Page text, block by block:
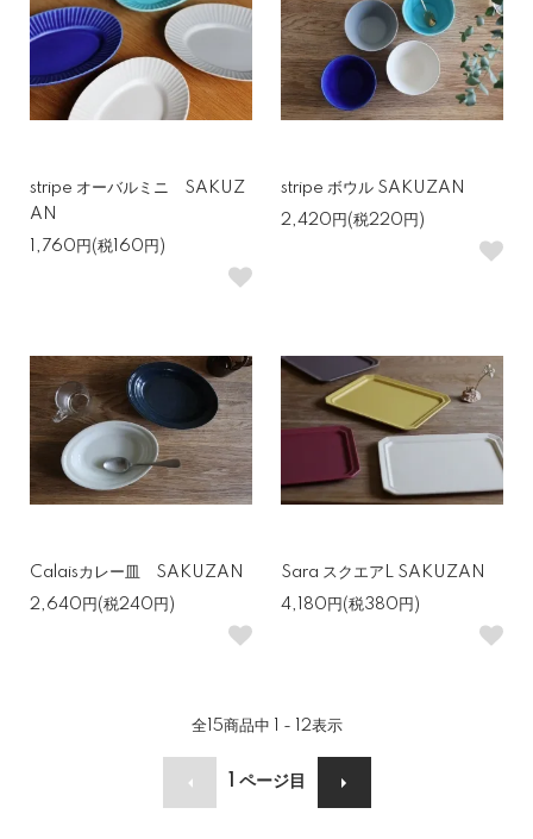
stripe オーバルミニ SAKUZ
AN
1,760円(税160円)
stripe ボウル SAKUZAN
2,420円(税220円)
Calaisカレー皿 SAKUZAN
2,640円(税240円)
Sara スクエアL SAKUZAN
4,180円(税380円)
全15商品中 1 - 12表示
ページ目